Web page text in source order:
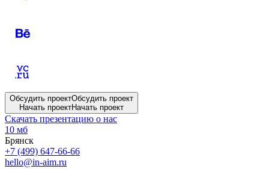
Обсудить проектОбсудить проект
Начать проектНачать проект
Скачать презентацию о нас
10 мб
Брянск
+7 (499) 647-66-66
hello@in-aim.ru